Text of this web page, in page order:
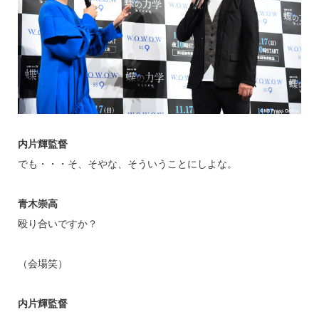
内片輝監督
でも・・・そ、そやな、そういうことにしよな。
青木崇高
殴り合いですか？
（会場笑）
内片輝監督